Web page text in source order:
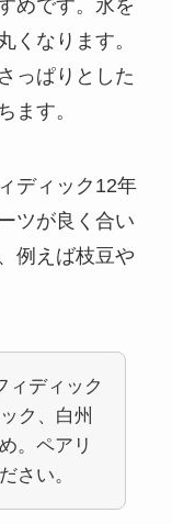
めです。氷を
くなります。
っぱりとした
ます。
ディック12年
ツが良く合い
例えば枝豆や
ィディック
ク、白州
。ペアリ
さい。